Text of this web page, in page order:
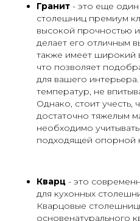
Гранит - это еще
столешниц премиум
высокой прочностью
делает его отличным
также имеет широкий
что позволяет
для вашего
температур, не
Однако, стоит учесть,
достаточно тяжелым
необходимо
подходящей опорной
Кварц - это
для кухонных
Кварцовые
основенатурального